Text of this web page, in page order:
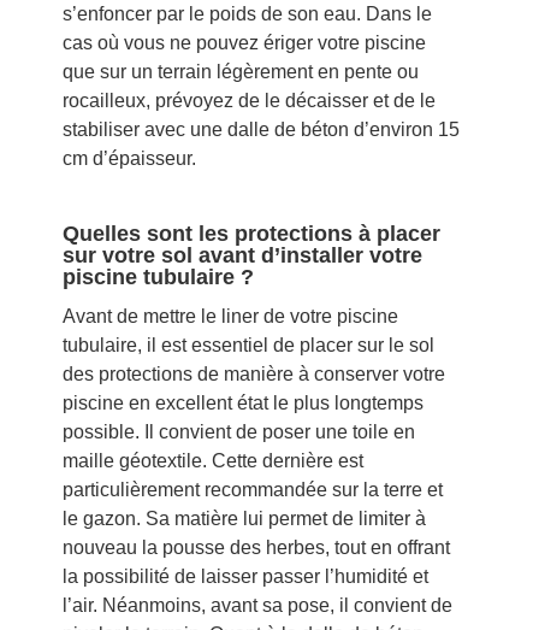
s’enfoncer par le poids de son eau. Dans le
cas où vous ne pouvez ériger votre piscine
que sur un terrain légèrement en pente ou
rocailleux, prévoyez de le décaisser et de le
stabiliser avec une dalle de béton d’environ 15
cm d’épaisseur.
Quelles sont les protections à placer
sur votre sol avant d’installer votre
piscine tubulaire ?
Avant de mettre le liner de votre piscine
tubulaire, il est essentiel de placer sur le sol
des protections de manière à conserver votre
piscine en excellent état le plus longtemps
possible. Il convient de poser une toile en
maille géotextile. Cette dernière est
particulièrement recommandée sur la terre et
le gazon. Sa matière lui permet de limiter à
nouveau la pousse des herbes, tout en offrant
la possibilité de laisser passer l’humidité et
l’air. Néanmoins, avant sa pose, il convient de